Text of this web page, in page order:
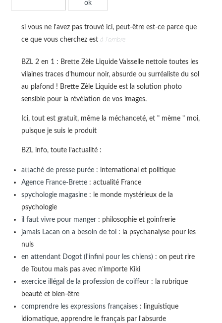
si vous ne l'avez pas trouvé ici, peut-être est-ce parce que
ce que vous cherchez est à l'ombre
BZL 2 en 1 : Brette Zèle Liquide Vaisselle nettoie toutes les
vilaines traces d'humour noir, absurde ou surréaliste du sol
au plafond ! Brette Zèle Liquide est la solution photo
sensible pour la révélation de vos images.
Ici, tout est gratuit, même la méchanceté, et " mème " moi,
puisque je suis le produit
BZL info, toute l'actualité :
attaché de presse purée: international et politique
Agence France-Brette: actualité France
spychologie magasine: le monde mystérieux de la
psychologie
il faut vivre pour manger: philosophie et goinfrerie
jamais Lacan on a besoin de toi: la psychanalyse pour les
nuls
en attendant Dogot (l'infini pour les chiens): on peut rire
de Toutou mais pas avec n'importe Kiki
exercice illégal de la profession de coiffeur: la rubrique
beauté et bien-être
comprendre les expressions françaises: linguistique
idiomatique, apprendre le français par l'absurde